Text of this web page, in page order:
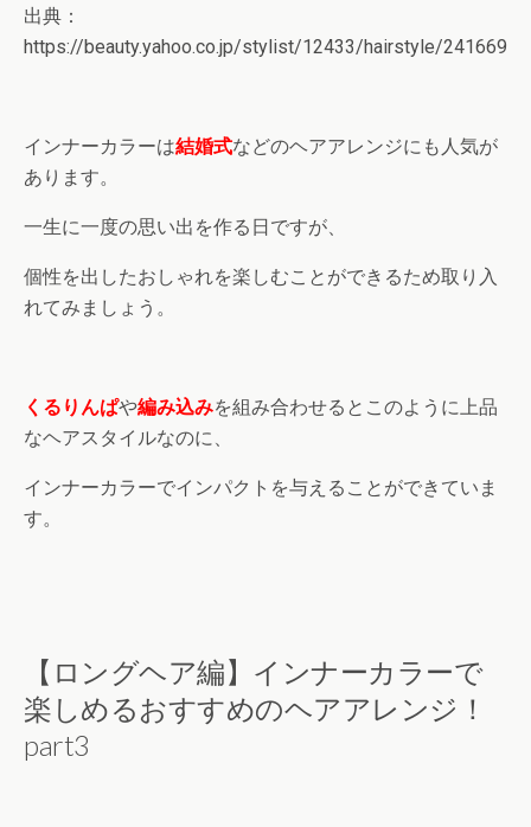
出典：
https://beauty.yahoo.co.jp/stylist/12433/hairstyle/241669
インナーカラーは結婚式などのヘアアレンジにも人気が
あります。
一生に一度の思い出を作る日ですが、
個性を出したおしゃれを楽しむことができるため取り入
れてみましょう。
くるりんぱや編み込みを組み合わせるとこのように上品
なヘアスタイルなのに、
インナーカラーでインパクトを与えることができていま
す。
【ロングヘア編】インナーカラーで
楽しめるおすすめのヘアアレンジ！
part3